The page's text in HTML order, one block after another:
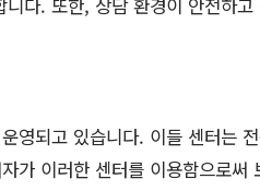
다. 또한, 상담 환경이 안전하
영되고 있습니다. 이들 센터는
가 이러한 센터를 이용함으로